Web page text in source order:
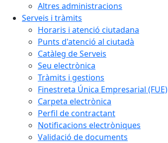
Altres administracions
Serveis i tràmits
Horaris i atenció ciutadana
Punts d'atenció al ciutadà
Catàleg de Serveis
Seu electrònica
Tràmits i gestions
Finestreta Única Empresarial (FUE)
Carpeta electrònica
Perfil de contractant
Notificacions electròniques
Validació de documents